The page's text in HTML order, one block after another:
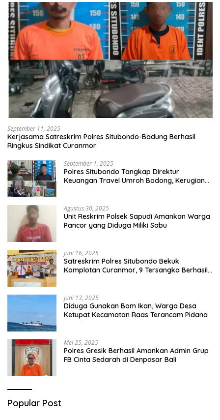
September 11, 2025
Kerjasama Satreskrim Polres Situbondo-Badung Berhasil
Ringkus Sindikat Curanmor
September 1, 2025
Polres Situbondo Tangkap Direktur
Keuangan Travel Umroh Bodong, Kerugian
Agustus 30, 2025
Unit Reskrim Polsek Sapudi Amankan Warga
Pancor yang Diduga Miliki Sabu
Juni 16, 2025
Satreskrim Polres Situbondo Bekuk
Komplotan Curanmor, 9 Tersangka Berhasil
Juni 13, 2025
Diduga Gunakan Bom Ikan, Warga Desa
Ketupat Kecamatan Raas Terancam Pidana
Mei 25, 2025
Polres Gresik Berhasil Amankan Admin Grup
FB Cinta Sedarah di Denpasar Bali
Popular Post